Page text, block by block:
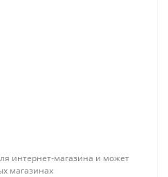
интернет-магазина и может
магазинах